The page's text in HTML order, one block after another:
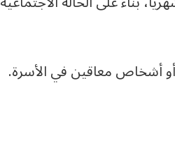
أو أشخاص معاقين في الأسرة.